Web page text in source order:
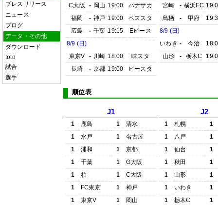
プレスリリース
ニュース
ブログ
データ・その他
ダウンロード
toto
試合
選手
C大阪
- 岡山 19:00
ハナサカ
福岡
- 神戸 19:00
ベススタ
広島
- 千葉 19:15
Eピース
8/9 (日)
東京V
- 川崎 18:00
味スタ
長崎
- 京都 19:00 ピースタ
宮崎
- 横浜FC
鳥栖
- 甲府
8/9 (日)
いわき - 今治
山形
- 栃木C
順位表
J1
1 鹿島 1
清水
1
水戸 1
名古屋
1
浦和 1
京都
1
千葉 1
G大阪
1
柏 1
C大阪
1
FC東京 1
神戸
1
東京V 1
岡山
J2
1 札幌
1
1
八戸
1
1
仙台
1
1
秋田
1
1
山形
1
1
いわき
1
1
栃木C
1